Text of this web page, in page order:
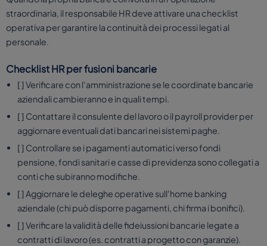
straordinaria, il responsabile HR deve attivare una checklist
operativa per garantire la continuità dei processi legati al
personale.
Checklist HR per fusioni bancarie
[ ] Verificare con l'amministrazione se le coordinate bancarie
aziendali cambieranno e in quali tempi.
[ ] Contattare il consulente del lavoro o il payroll provider per
aggiornare eventuali dati bancari nei sistemi paghe.
[ ] Controllare se i pagamenti automatici verso fondi
pensione, fondi sanitari e casse di previdenza sono collegati a
conti che subiranno modifiche.
[ ] Aggiornare le deleghe operative sull'home banking
aziendale (chi può disporre pagamenti, chi firma i bonifici).
[ ] Verificare la validità delle fideiussioni bancarie legate a
contratti di lavoro (es. contratti a progetto con garanzie).